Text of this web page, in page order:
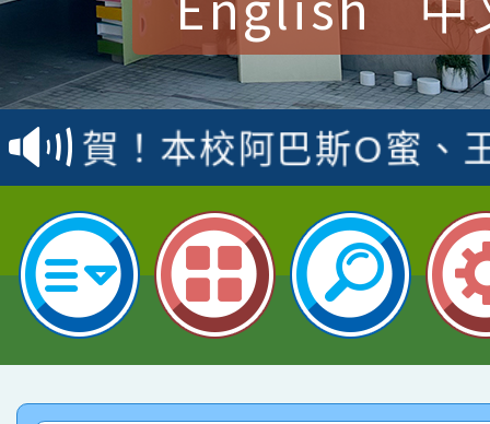
賀！本校參加桃園市中
賽 洪綺君教師榮獲社
名
賀！本校阿巴斯O蜜、
倩參加桃園市科展 國
名 指導老師王老師、
賀！本校四年二班張O
園市英語競賽國小朗讀
指導老師林老師
賀！本校參加桃園市中
賽 劉文瑛教師榮獲教
賀！本校參與2026世